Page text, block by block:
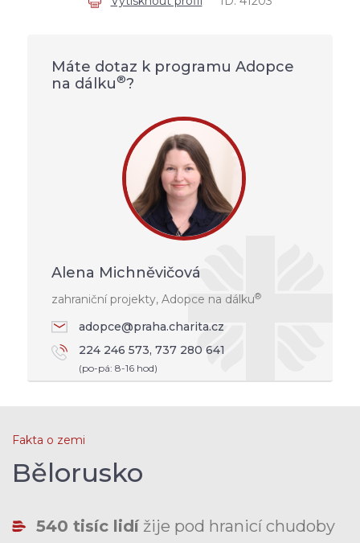
Máte dotaz k programu Adopce
na dálku®?
Alena Michněvičová
zahraniční projekty, Adopce na dálku®
adopce@praha.charita.cz
224 246 573, 737 280 641
(po-pá: 8-16 hod)
Fakta o zemi
Bělorusko
540 tisíc lidížije pod hranicí chudoby